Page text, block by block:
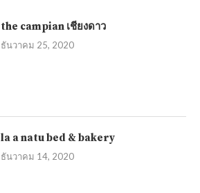
the campian เชียงดาว
ธันวาคม 25, 2020
la a natu bed & bakery
ธันวาคม 14, 2020